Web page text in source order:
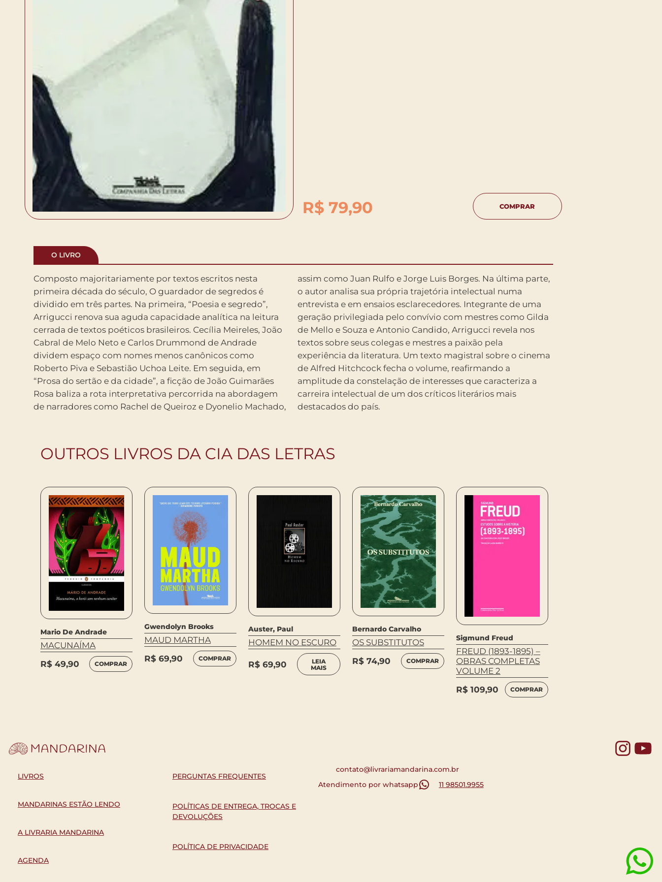
R$79,90 COMPRAR
O LIVRO
Composto majoritariamente por textos escritos nesta
primeira década do século, O guardador de segredos é
dividido em três partes. Na primeira, “Poesia e segredo”,
Arrigucci renova sua aguda capacidade analítica na leitura
cerrada de textos poéticos brasileiros. Cecília Meireles, João
Cabral de Melo Neto e Carlos Drummond de Andrade
dividem espaço com nomes menos canônicos como
Roberto Piva e Sebastião Uchoa Leite. Em seguida, em
“Prosa do sertão e da cidade”, a ficção de João Guimarães
Rosa baliza a rota interpretativa percorrida na abordagem
de narradores como Rachel de Queiroz e Dyonelio Machado,
assim como Juan Rulfo e Jorge Luis Borges. Na última parte,
o autor analisa sua própria trajetória intelectual numa
entrevista e em ensaios esclarecedores. Integrante de uma
geração privilegiada pelo convívio com mestres como Gilda
de Mello e Souza e Antonio Candido, Arrigucci revela nos
textos sobre seus colegas e mestres a paixão pela
experiência da literatura. Um texto magistral sobre o cinema
de Alfred Hitchcock fecha o volume, reafirmando a
amplitude da constelação de interesses que caracteriza a
carreira intelectual de um dos críticos literários mais
destacados do país.
OUTROS LIVROS DA CIA DAS LETRAS
Mario De Andrade
MACUNAÍMA
R$ 49,90 COMPRAR
Gwendolyn Brooks
MAUD MARTHA
R$ 69,90 COMPRAR
Auster, Paul
HOMEM NO ESCURO
R$ 69,90
LEIA
MAIS
Bernardo Carvalho
OS SUBSTITUTOS
R$ 74,90 COMPRAR
Sigmund Freud
FREUD (1893-1895) –
OBRAS COMPLETAS
VOLUME 2
R$ 109,90 COMPRAR
LIVROS
MANDARINAS ESTÃO LENDO
A LIVRARIA MANDARINA
AGENDA
PERGUNTAS FREQUENTES
POLÍTICAS DE ENTREGA, TROCAS E
DEVOLUÇÕES
POLÍTICA DE PRIVACIDADE
contato@livrariamandarina.com.br
Atendimento por whatsapp
11 98501.9955